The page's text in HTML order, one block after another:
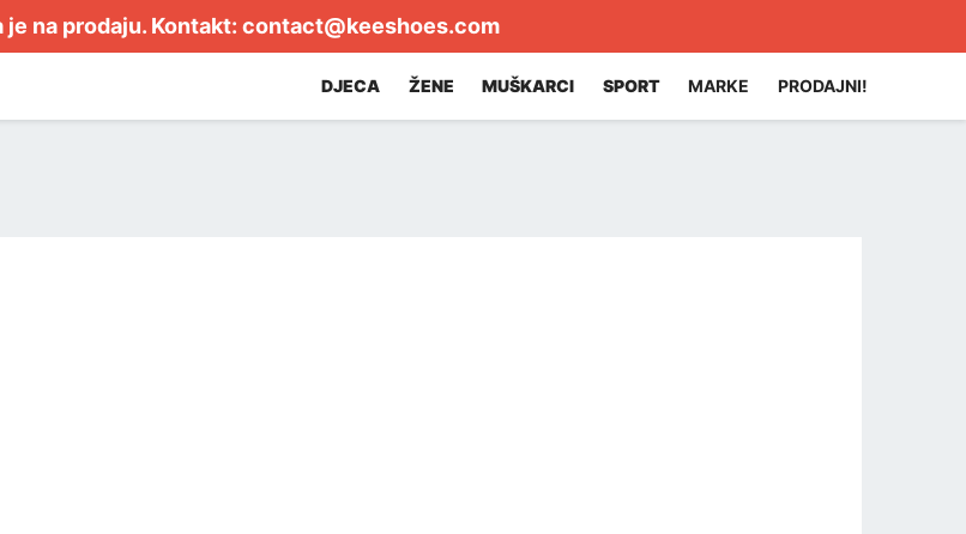
na prodaju. Kontakt: contact@keeshoes.com
DJECA ŽENE MUŠKARCI SPORT MARKE PRODAJNI!